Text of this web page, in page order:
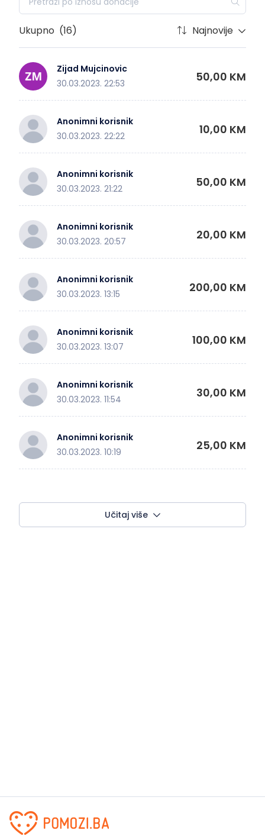
Ukupno (16) Najnovije
Zijad Mujcinovic
30.03.2023. 22:53
50,00 KM
Anonimni korisnik
30.03.2023. 22:22
10,00 KM
Anonimni korisnik
30.03.2023. 21:22
50,00 KM
Anonimni korisnik
30.03.2023. 20:57
20,00 KM
Anonimni korisnik
30.03.2023. 13:15
200,00 KM
Anonimni korisnik
30.03.2023. 13:07
100,00 KM
Anonimni korisnik
30.03.2023. 11:54
30,00 KM
Anonimni korisnik
30.03.2023. 10:19
25,00 KM
Učitaj više